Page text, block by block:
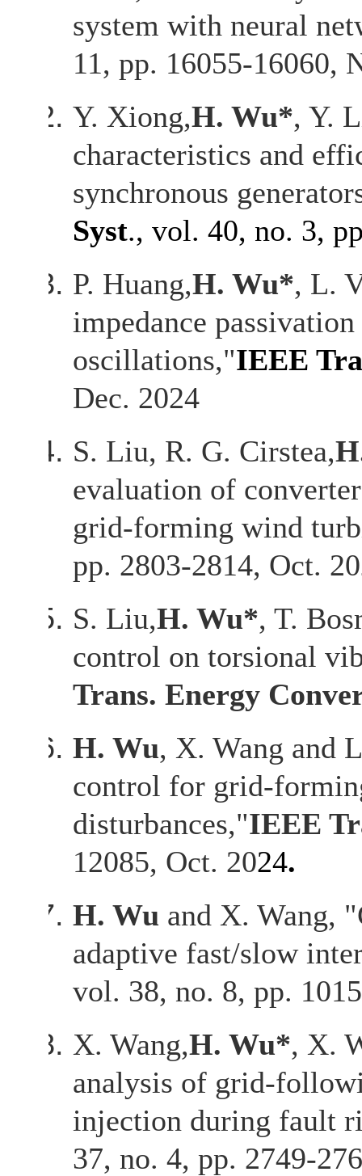
system with neural
11, pp. 16055-16060,
Y. Xiong,H. Wu*, Y.
characteristics and
synchronous
Syst., vol. 40, no. 3,
P. Huang,H. Wu*, L.
impedance
oscillations,"IEEE
Dec. 2024
S. Liu, R. G. Cirstea,
evaluation of
grid-forming wind
pp. 2803-2814, Oct.
S. Liu,H. Wu*, T.
control on torsional
Trans. Energy
H. Wu, X. Wang and
control for grid-
disturbances,"IEEE
12085, Oct. 2024.
H. Wu and X. Wang,
adaptive fast/slow
vol. 38, no. 8, pp.
X. Wang,H. Wu*, X.
analysis of grid-
injection during fault
37, no. 4, pp. 2749-